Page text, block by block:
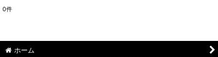
並び順:
0件
ホーム